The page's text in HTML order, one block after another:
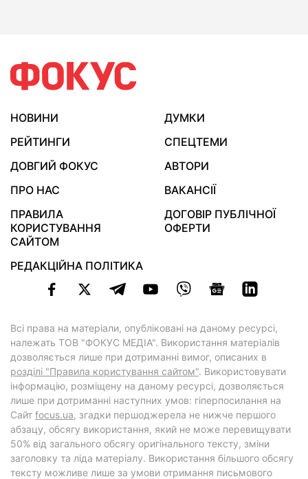
НОВИНИ
ДУМКИ
РЕЙТИНГИ
СПЕЦТЕМИ
ДОВГИЙ ФОКУС
АВТОРИ
ПРО НАС
ВАКАНСІЇ
ПРАВИЛА
КОРИСТУВАННЯ
САЙТОМ
ДОГОВІР ПУБЛІЧНОЇ
ОФЕРТИ
РЕДАКЦІЙНА ПОЛІТИКА
Всі права на матеріали, опубліковані на даному ресурсі,
належать ТОВ "ФОКУС МЕДІА". Використання матеріалів
дозволяється лише при дотриманні вимог, описаних в
розділі "Правила користування сайтом". Використовувати
інформацію, розміщену на даному ресурсі, дозволяється
лише при дотриманні наступних умов: гіперпосилання на
Cайт focus.ua, згадки першоджерела не нижче першого
абзацу, обсягу використання, який не може перевищувати
50% від загального обсягу оригінального тексту, зміни
заголовку та ліда матеріалу. Використання більшого обсягу
тексту можливе лише за умови отримання письмового